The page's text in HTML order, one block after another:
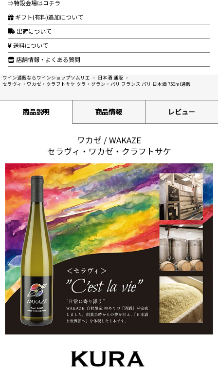
⇒特設会場はコチラ
ギフト(有料)追加について
出荷について
送料について
店舗情報・よくある質問
ワイン通販ならワインショップソムリエ > 日本酒 通販 >
セラヴィ・ワカゼ・クラフトサケ クラ・グラン・パリ フランス パリ 日本酒 750ml通販
商品説明 商品情報 レビュー
ワカゼ / WAKAZE
セラヴィ・ワカゼ・クラフトサケ